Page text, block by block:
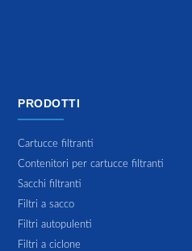
PRODOTTI
Cartucce filtranti
Contenitori per cartucce filtranti
Sacchi filtranti
Filtri a sacco
Filtri autopulenti
Filtri a ciclone